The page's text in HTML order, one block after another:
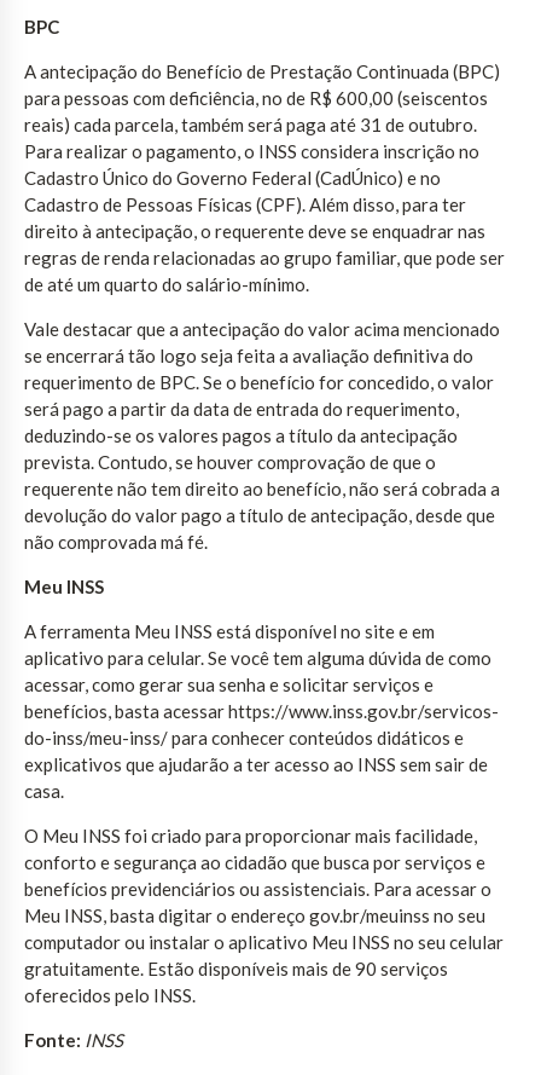
BPC
A antecipação do Benefício de Prestação Continuada (BPC)
para pessoas com deficiência, no de R$ 600,00 (seiscentos
reais) cada parcela, também será paga até 31 de outubro.
Para realizar o pagamento, o INSS considera inscrição no
Cadastro Único do Governo Federal (CadÚnico) e no
Cadastro de Pessoas Físicas (CPF). Além disso, para ter
direito à antecipação, o requerente deve se enquadrar nas
regras de renda relacionadas ao grupo familiar, que pode ser
de até um quarto do salário-mínimo.
Vale destacar que a antecipação do valor acima mencionado
se encerrará tão logo seja feita a avaliação definitiva do
requerimento de BPC. Se o benefício for concedido, o valor
será pago a partir da data de entrada do requerimento,
deduzindo-se os valores pagos a título da antecipação
prevista. Contudo, se houver comprovação de que o
requerente não tem direito ao benefício, não será cobrada a
devolução do valor pago a título de antecipação, desde que
não comprovada má fé.
Meu INSS
A ferramenta Meu INSS está disponível no site e em
aplicativo para celular. Se você tem alguma dúvida de como
acessar, como gerar sua senha e solicitar serviços e
benefícios, basta acessar https://www.inss.gov.br/servicos-
do-inss/meu-inss/ para conhecer conteúdos didáticos e
explicativos que ajudarão a ter acesso ao INSS sem sair de
casa.
O Meu INSS foi criado para proporcionar mais facilidade,
conforto e segurança ao cidadão que busca por serviços e
benefícios previdenciários ou assistenciais. Para acessar o
Meu INSS, basta digitar o endereço gov.br/meuinss no seu
computador ou instalar o aplicativo Meu INSS no seu celular
gratuitamente. Estão disponíveis mais de 90 serviços
oferecidos pelo INSS.
Fonte: INSS